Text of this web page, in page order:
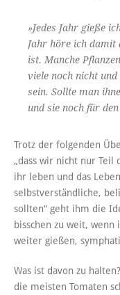
»Jedes Jahr gieße
Jahr höre ich damit
ist. Manche
viele noch nicht
sein. Sollte man
und sie noch für
Trotz der folgenden
„dass wir nicht nur
ihr leben und das
selbstverständliche,
sollten“ geht ihm die
bisschen zu weit, wenn
weiter gießen,
Was ist davon zu
die meisten Tomaten